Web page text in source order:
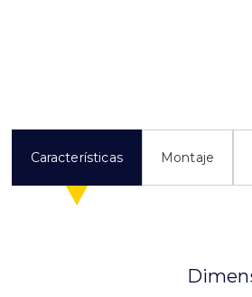
Características Montaje